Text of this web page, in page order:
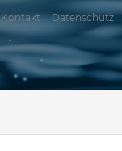
Kontakt Datenschutz